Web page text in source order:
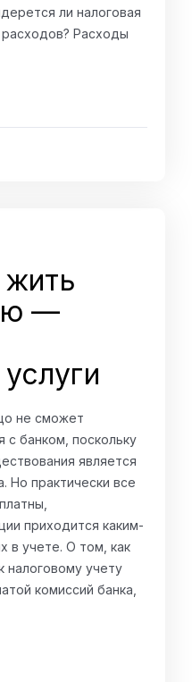
ли налоговая
расходов? Расходы
жить
—
не сможет
с банком, поскольку
является
Но практически все
приходится каким-
в учете. О том, как
налоговому учету
комиссий банка,